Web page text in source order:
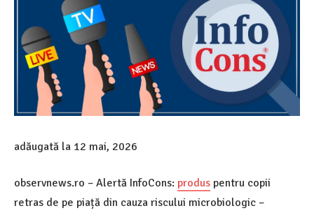
adăugată la 12 mai, 2026
observnews.ro – Alertă InfoCons: produs pentru copii
retras de pe piață din cauza riscului microbiologic –